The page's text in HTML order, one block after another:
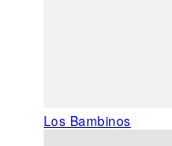
Los Bambinos